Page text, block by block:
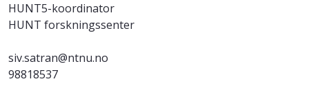
HUNT5-koordinator
HUNT forskningssenter
siv.satran@ntnu.no
98818537